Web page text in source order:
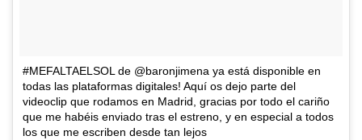
#MEFALTAELSOL de @baronjimena ya está disponible en
todas las plataformas digitales! Aquí os dejo parte del
videoclip que rodamos en Madrid, gracias por todo el cariño
que me habéis enviado tras el estreno, y en especial a todos
los que me escriben desde tan lejos